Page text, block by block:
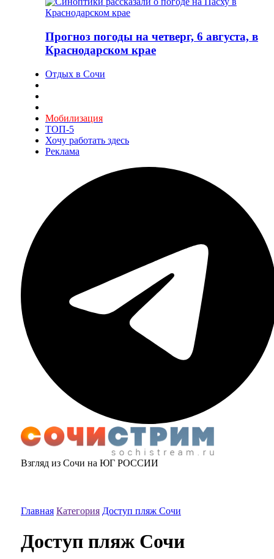
Прогноз погоды на четверг, 6 августа, в
Краснодарском крае
Отдых в Сочи
Мобилизация
ТОП-5
Хочу работать здесь
Реклама
Взгляд из Сочи на ЮГ РОССИИ
Главная Категория Доступ пляж Сочи
Доступ пляж Сочи